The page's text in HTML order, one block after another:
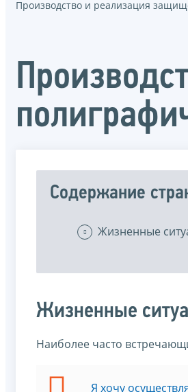
Производство и реализация
Содержание
Жизненные
Жизненные
Наиболее часто
Я хочу